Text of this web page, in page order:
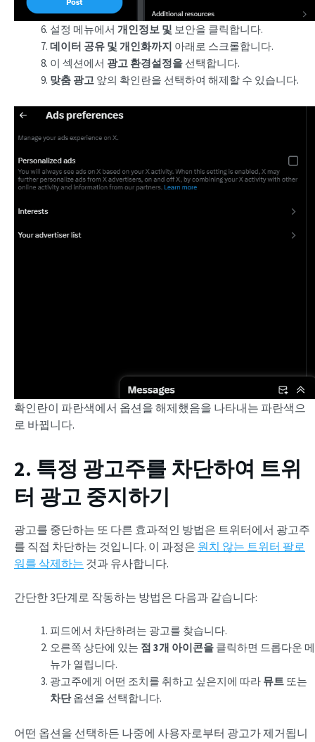
설정 메뉴에서 개인정보 및 보안을 클릭합니다.
데이터 공유 및 개인화까지 아래로 스크롤합니다.
이 섹션에서 광고 환경설정을 선택합니다.
맞춤 광고 앞의 확인란을 선택하여 해제할 수 있습니다.
확인란이 파란색에서 옵션을 해제했음을 나타내는 파란색으
로 바뀝니다.
2. 특정 광고주를 차단하여 트위
터 광고 중지하기
광고를 중단하는 또 다른 효과적인 방법은 트위터에서 광고주
를 직접 차단하는 것입니다. 이 과정은 원치 않는 트위터 팔로
워를 삭제하는 것과 유사합니다.
간단한 3단계로 작동하는 방법은 다음과 같습니다:
피드에서 차단하려는 광고를 찾습니다.
오른쪽 상단에 있는 점 3개 아이콘을 클릭하면 드롭다운 메
뉴가 열립니다.
광고주에게 어떤 조치를 취하고 싶은지에 따라 뮤트 또는
차단옵션을 선택합니다.
어떤 옵션을 선택하든 나중에 사용자로부터 광고가 제거됩니